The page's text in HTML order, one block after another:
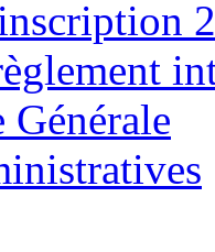
Générale